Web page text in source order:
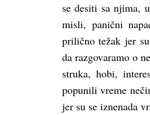
se desiti sa njima,
misli, panični
prilično težak jer
da razgovaramo o
struka, hobi,
popunili vreme
jer su se iznenada